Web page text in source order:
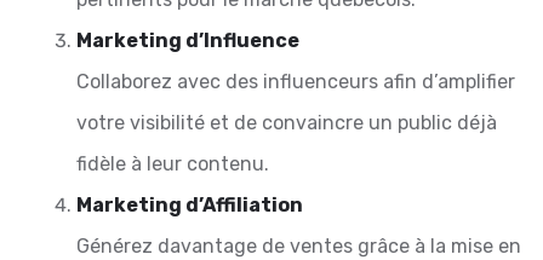
Marketing d’Influence
Collaborez avec des influenceurs afin d’amplifier
votre visibilité et de convaincre un public déjà
fidèle à leur contenu.
Marketing d’Affiliation
Générez davantage de ventes grâce à la mise en